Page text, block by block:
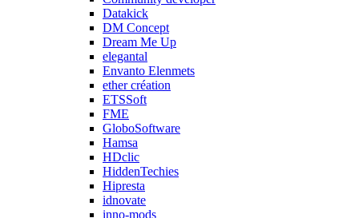
Datakick
DM Concept
Dream Me Up
elegantal
Envanto Elenmets
ether création
ETSSoft
FME
GloboSoftware
Hamsa
HDclic
HiddenTechies
Hipresta
idnovate
inno-mods